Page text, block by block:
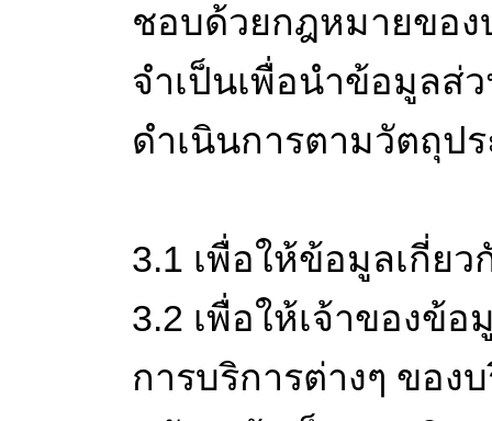
ชอบด้วยกฎหมายของ
จำเป็นเพื่อนำข้อมูลส่
ดำเนินการตามวัตถุป
3.1 เพื่อให้ข้อมูลเกี่ย
3.2 เพื่อให้เจ้าของข้
การบริการต่างๆ ของ